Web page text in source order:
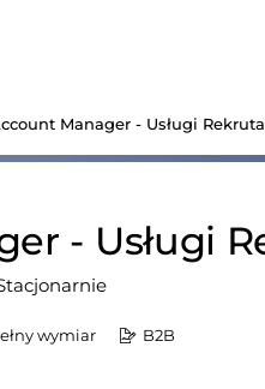
Manager - Usługi
- Usługi
wymiar B2B